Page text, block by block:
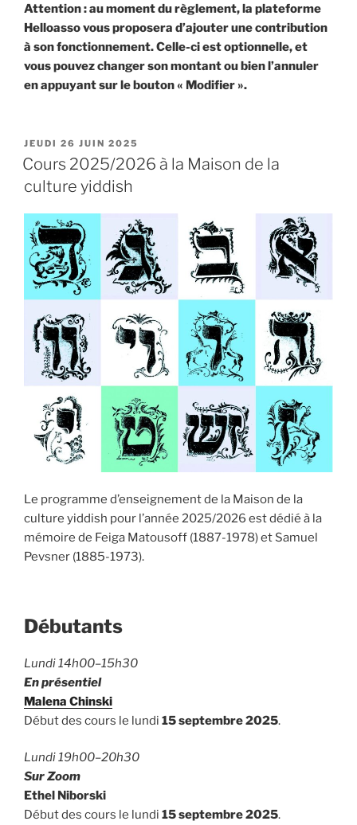
Attention : au moment du règlement, la plateforme
Helloasso vous proposera d’ajouter une contribution
à son fonctionnement. Celle-ci est optionnelle, et
vous pouvez changer son montant ou bien l’annuler
en appuyant sur le bouton « Modifier ».
PUBLIÉ
LE
JEUDI 26 JUIN 2025
Cours 2025/2026 à la Maison de la
culture yiddish
Le programme d’enseignement de la Maison de la
culture yiddish pour l’année 2025/2026 est dédié à la
mémoire de Feiga Matousoff (1887-1978) et Samuel
Pevsner (1885-1973).
Débutants
Lundi 14h00–15h30
En présentiel
Malena Chinski
Début des cours le lundi 15 septembre 2025.
Lundi 19h00–20h30
Sur Zoom
Ethel Niborski
Début des cours le lundi 15 septembre 2025.